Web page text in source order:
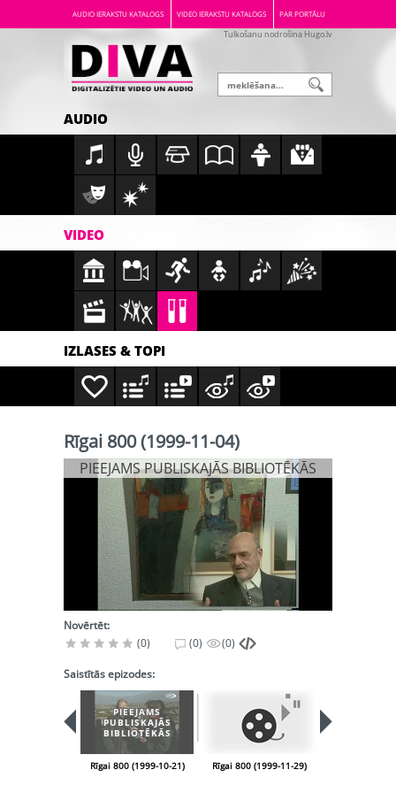
AUDIO IERAKSTU KATALOGS VIDEO IERAKSTU KATALOGS PAR PORTĀLU
Tulkošanu nodrošina Hugo.lv
AUDIO
VIDEO
IZLASES & TOPI
Rīgai 800 (1999-11-04)
PIEEJAMS PUBLISKAJĀS BIBLIOTĒKĀS
Novērtēt:
(0)
(0) (0)
Saistītās epizodes:
PIEEJAMS
PUBLISKAJĀS
BIBLIOTĒKĀS
Rīgai 800 (1999-10-21) Rīgai 800 (1999-11-29)